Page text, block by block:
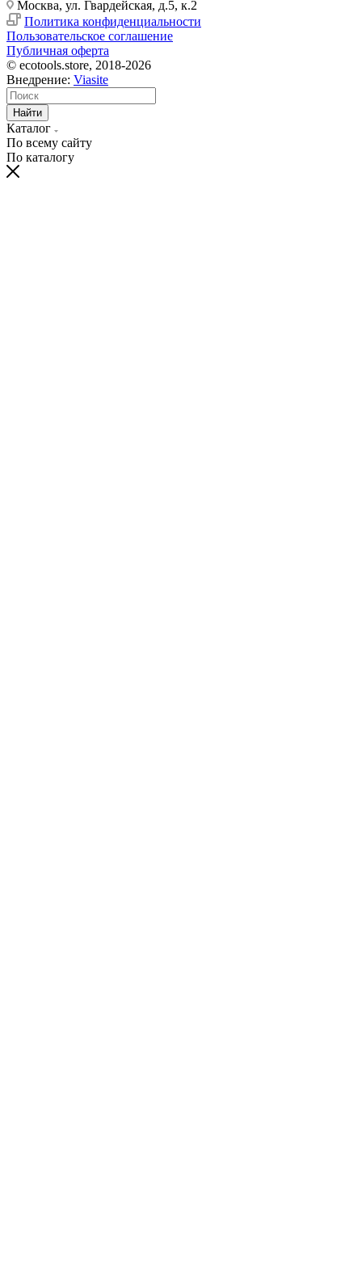
Москва, ул. Гвардейская, д.5, к.2
Политика конфиденциальности
Пользовательское соглашение
Публичная оферта
© ecotools.store, 2018-2026
Внедрение: Viasite
Найти
Каталог
По всему сайту
По каталогу